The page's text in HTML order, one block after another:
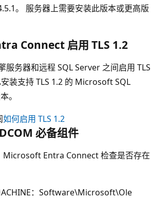
。 服务器上需要安装此版本或更高版
Connect 启用 TLS 1.2
服务器和远程 SQL Server 之间启用 TLS
装支持 TLS 1.2 的 Microsoft SQL
。
如何启用 TLS 1.2
必备组件
Microsoft Entra Connect 检查是否存在
：Software\Microsoft\Ole